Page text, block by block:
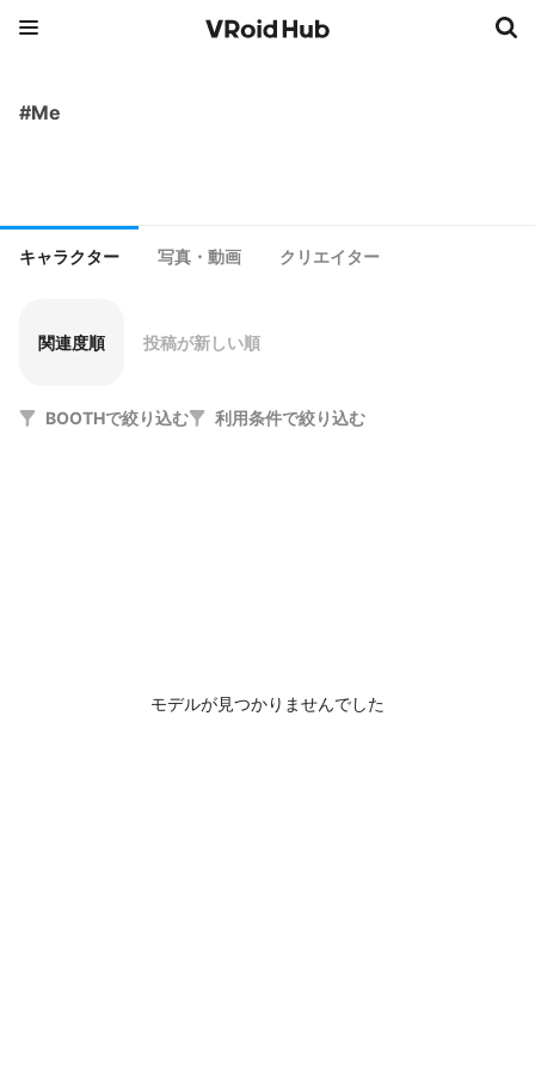
#Me
キャラクター 写真・動画 クリエイター
関連度順 投稿が新しい順
BOOTHで絞り込む 利用条件で絞り込む
モデルが見つかりませんでした